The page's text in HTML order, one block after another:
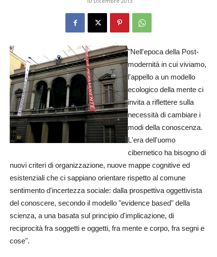
"Nell'epoca della Post-
modernità in cui viviamo,
l'appello a un modello
ecologico della mente ci
invita a riflettere sulla
necessità di cambiare i
modi della conoscenza.
L'era dell'uomo
cibernetico ha bisogno di
nuovi criteri di organizzazione, nuove mappe cognitive ed
esistenziali che ci sappiano orientare rispetto al comune
sentimento d'incertezza sociale: dalla prospettiva oggettivista
del conoscere, secondo il modello "evidence based" della
scienza, a una basata sul principio d'implicazione, di
reciprocità fra soggetti e oggetti, fra mente e corpo, fra segni e
cose".